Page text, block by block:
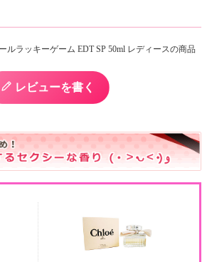
ルラッキーゲーム EDT SP 50ml レディースの商品
レビューを書く